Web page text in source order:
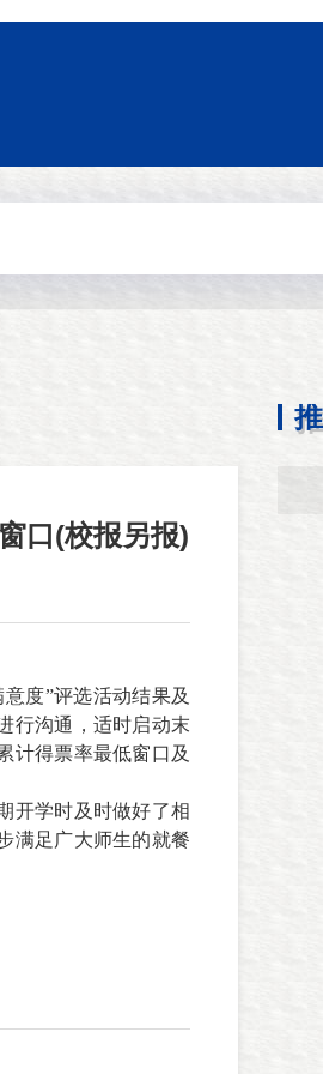
口(校报另报)
度”评选活动结果及
行沟通，适时启动末
计得票率最低窗口及
开学时及时做好了相
满足广大师生的就餐